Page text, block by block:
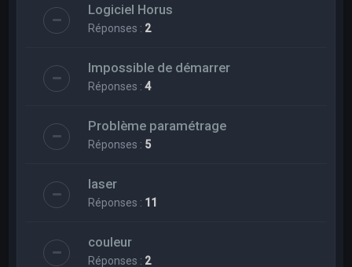
Logiciel Horus
Réponses : 2
Impossible de démarrer
Réponses :4
Problème paramétrage
Réponses : 5
laser
Réponses : 11
couleur
Réponses : 2